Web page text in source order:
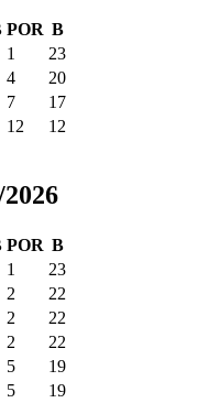
POR B
1
23
4
20
7
17
12
12
POR B
1
23
2
22
2
22
2
22
5
19
5
19